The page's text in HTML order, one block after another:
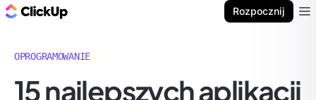
Rozpocznij
OPROGRAMOWANIE
15 najlepszych aplikacji